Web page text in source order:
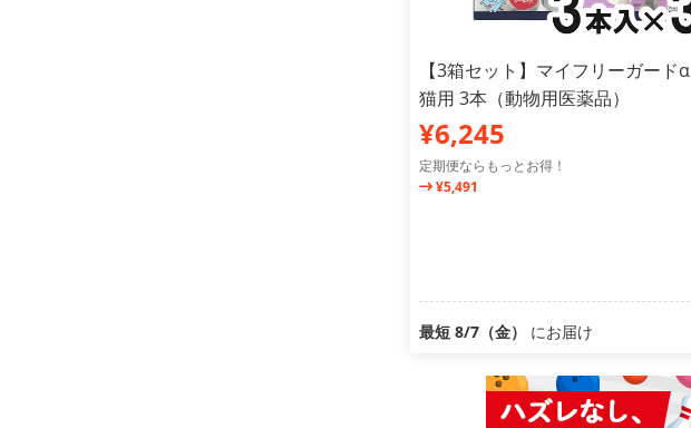
【3箱セット】マイフリーガードα
猫用 3本（動物用医薬品）
¥6,245
定期便ならもっとお得！
¥5,491
最短 8/7（金） にお届け